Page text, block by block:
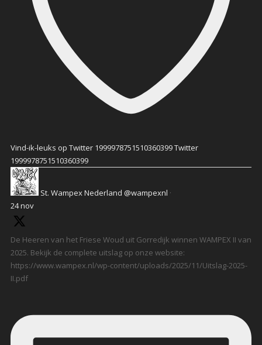
Vind-ik-leuks op Twitter 1999978751510360399Twitter
1999978751510360399
St. Wampex Nederland @wampexnl ·
24 nov
De Heeren van het Friese Woud uit Gorredijk winnen WAMPEX II van
2025. Bekijk de complete uitslag op onze website:
https://www.wampex.nl/wp-content/uploads/2025/11/Uitslag-2025-
II.pdf